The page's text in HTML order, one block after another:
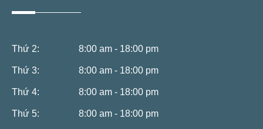
Thứ 2: 8:00 am - 18:00 pm
Thứ 3: 8:00 am - 18:00 pm
Thứ 4: 8:00 am - 18:00 pm
Thứ 5: 8:00 am - 18:00 pm